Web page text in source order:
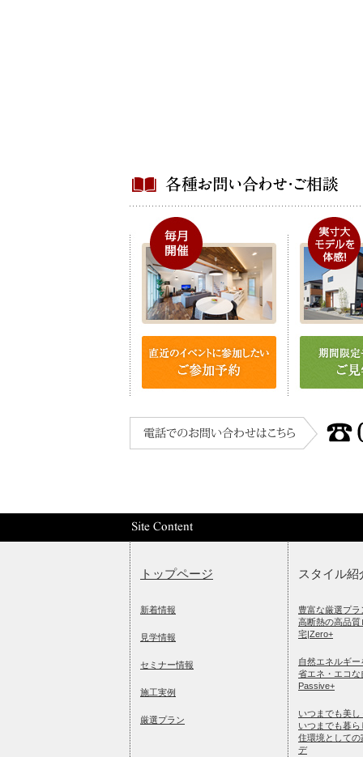
トップページ
新着情報
見学情報
セミナー情報
施工実例
厳選プラン
スタイル紹
豊富な厳選プ
高断熱の高品
宅|Zero+
自然エネルギ
省エネ・エコ
Passive+
いつまでも美
いつまでも暮
住環境として
デ